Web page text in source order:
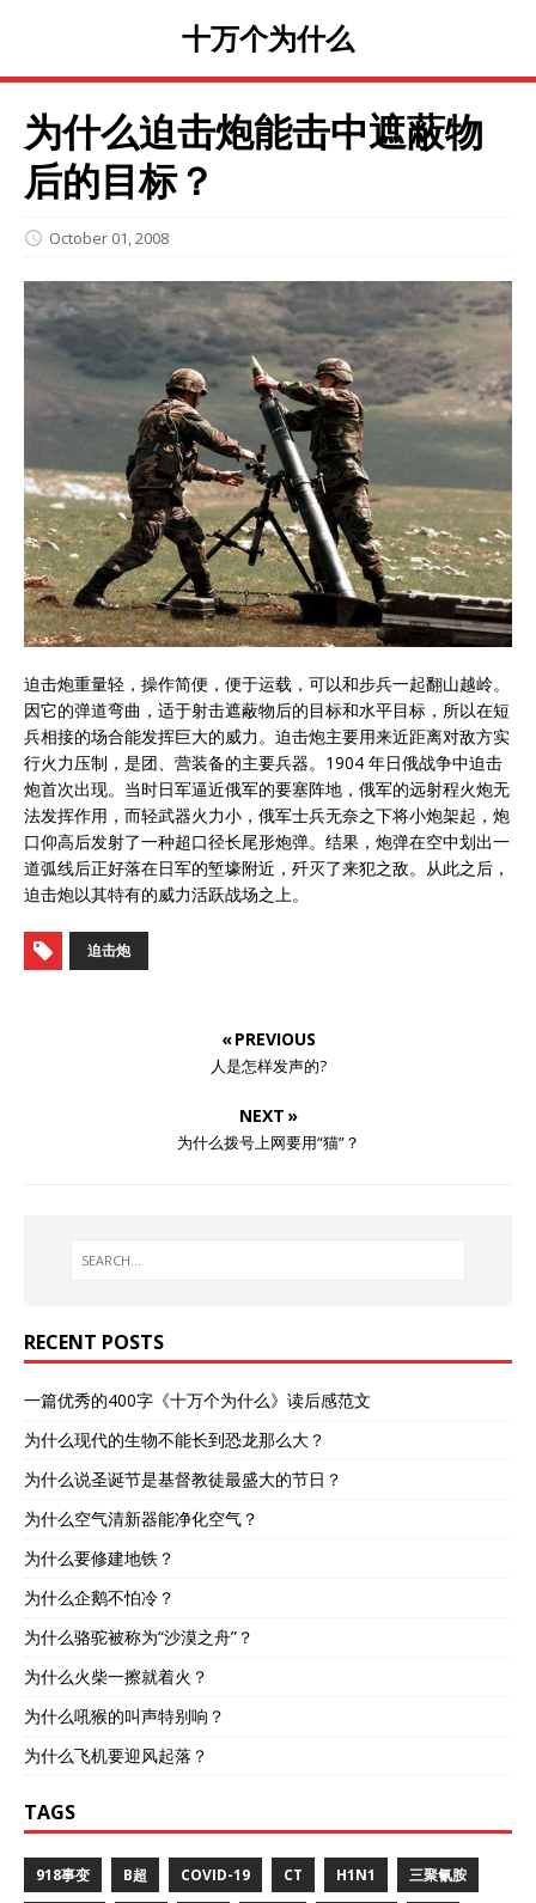
十万个为什么
为什么迫击炮能击中遮蔽物
后的目标？
October 01, 2008
迫击炮重量轻，操作简便，便于运载，可以和步兵一起翻山越岭。
因它的弹道弯曲，适于射击遮蔽物后的目标和水平目标，所以在短
兵相接的场合能发挥巨大的威力。迫击炮主要用来近距离对敌方实
行火力压制，是团、营装备的主要兵器。1904 年日俄战争中迫击
炮首次出现。当时日军逼近俄军的要塞阵地，俄军的远射程火炮无
法发挥作用，而轻武器火力小，俄军士兵无奈之下将小炮架起，炮
口仰高后发射了一种超口径长尾形炮弹。结果，炮弹在空中划出一
道弧线后正好落在日军的堑壕附近，歼灭了来犯之敌。从此之后，
迫击炮以其特有的威力活跃战场之上。
迫击炮
« PREVIOUS
人是怎样发声的?
NEXT »
为什么拨号上网要用“猫”？
RECENT POSTS
一篇优秀的400字《十万个为什么》读后感范文
为什么现代的生物不能长到恐龙那么大？
为什么说圣诞节是基督教徒最盛大的节日？
为什么空气清新器能净化空气？
为什么要修建地铁？
为什么企鹅不怕冷？
为什么骆驼被称为“沙漠之舟”？
为什么火柴一擦就着火？
为什么吼猴的叫声特别响？
为什么飞机要迎风起落？
TAGS
918事变 B超 COVID-19 CT H1N1 三聚氰胺